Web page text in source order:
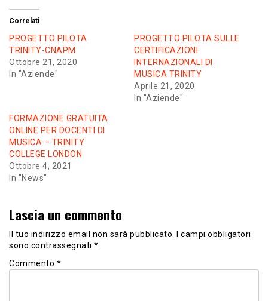
Correlati
PROGETTO PILOTA
TRINITY-CNAPM
Ottobre 21, 2020
In "Aziende"
PROGETTO PILOTA SULLE
CERTIFICAZIONI
INTERNAZIONALI DI
MUSICA TRINITY
Aprile 21, 2020
In "Aziende"
FORMAZIONE GRATUITA
ONLINE PER DOCENTI DI
MUSICA – TRINITY
COLLEGE LONDON
Ottobre 4, 2021
In "News"
Lascia un commento
Il tuo indirizzo email non sarà pubblicato.
I campi obbligatori
sono contrassegnati *
Commento *